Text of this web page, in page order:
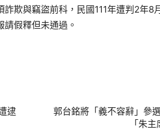
欺與竊盜前科，民國111年遭判2年8
假釋但未通過。
逮
郭台銘將「義不容辭」參
「朱